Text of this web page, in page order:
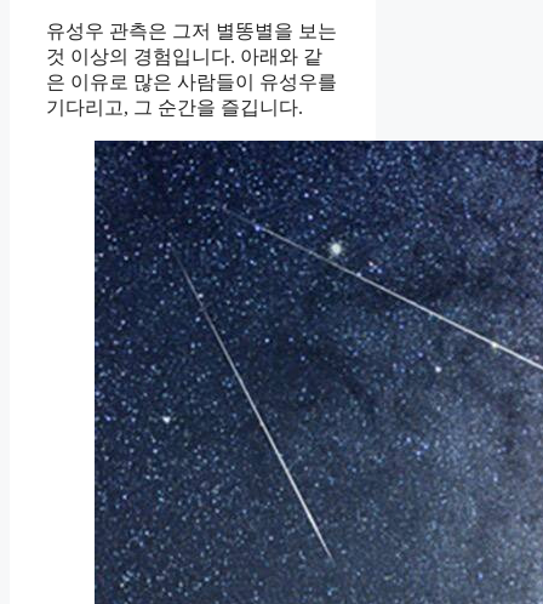
유성우 관측은 그저 별똥별을 보는
것 이상의 경험입니다. 아래와 같
은 이유로 많은 사람들이 유성우를
기다리고, 그 순간을 즐깁니다.